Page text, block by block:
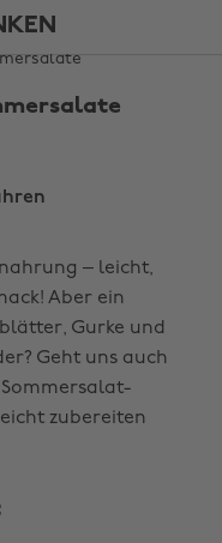
– leicht,
Aber ein
Gurke und
Geht uns auch
zubereiten